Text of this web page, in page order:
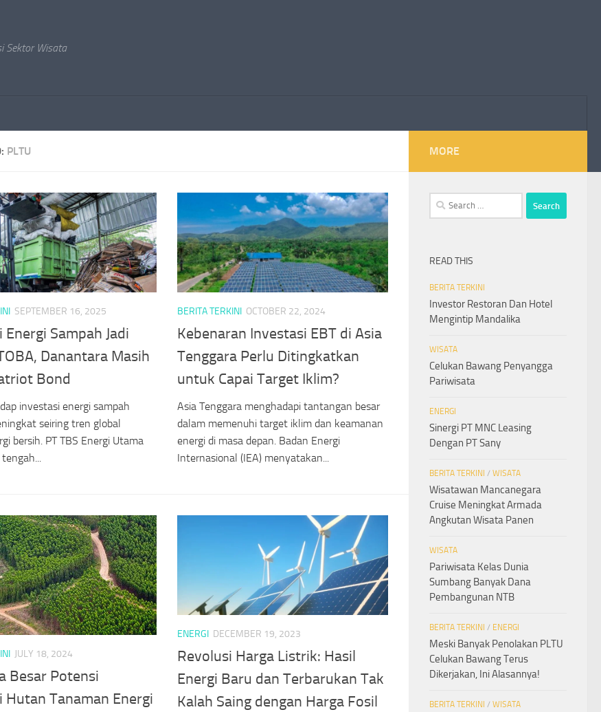
Sektor Wisata
PLTU
SEPTEMBER 16, 2025
Energi Sampah Jadi
Danantara Masih
Bond
investasi energi sampah
seiring tren global
bersih. PT TBS Energi Utama
tengah...
BERITA TERKINI OCTOBER 22, 2024
Kebenaran Investasi EBT di Asia
Tenggara Perlu Ditingkatkan
untuk Capai Target Iklim?
Asia Tenggara menghadapi tantangan besar
dalam memenuhi target iklim dan keamanan
energi di masa depan. Badan Energi
Internasional (IEA) menyatakan...
JULY 18, 2024
Besar Potensi
Hutan Tanaman Energi
ENERGI DECEMBER 19, 2023
Revolusi Harga Listrik: Hasil
Energi Baru dan Terbarukan Tak
Kalah Saing dengan Harga Fosil
MORE
Search
for:
READ THIS
BERITA TERKINI
Investor Restoran Dan Hotel
Mengintip Mandalika
WISATA
Celukan Bawang Penyangga
Pariwisata
ENERGI
Sinergi PT MNC Leasing
Dengan PT Sany
BERITA TERKINI / WISATA
Wisatawan Mancanegara
Cruise Meningkat Armada
Angkutan Wisata Panen
WISATA
Pariwisata Kelas Dunia
Sumbang Banyak Dana
Pembangunan NTB
BERITA TERKINI / ENERGI
Meski Banyak Penolakan PLTU
Celukan Bawang Terus
Dikerjakan, Ini Alasannya!
BERITA TERKINI / WISATA